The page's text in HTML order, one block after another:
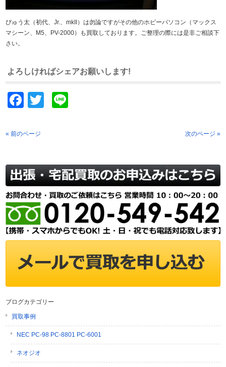
ぴゅう太（初代、Jr.、mkII）は勿論ですがその他のホビーパソコン（マックス
マシーン、M5、PV-2000）も買取しております。ご整理の際には是非ご相談下
さい。
よろしければシェアお願いします!
Facebook
Twitter
« 前のページ 次のページ »
ブログカテゴリー
買取事例
NEC PC-98 PC-8801 PC-6001
ネオジオ